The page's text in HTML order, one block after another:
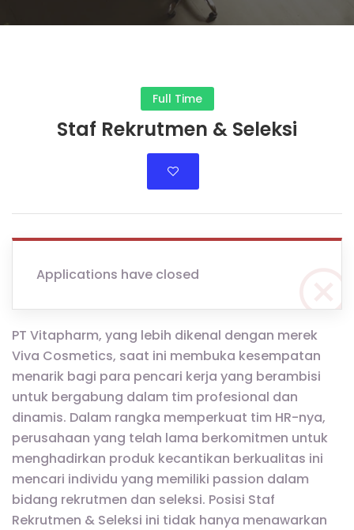
Full Time
Staf Rekrutmen & Seleksi
Applications have closed
PT Vitapharm, yang lebih dikenal dengan merek
Viva Cosmetics, saat ini membuka kesempatan
menarik bagi para pencari kerja yang berambisi
untuk bergabung dalam tim profesional dan
dinamis. Dalam rangka memperkuat tim HR-nya,
perusahaan yang telah lama berkomitmen untuk
menghadirkan produk kecantikan berkualitas ini
mencari individu yang memiliki passion dalam
bidang rekrutmen dan seleksi. Posisi Staf
Rekrutmen & Seleksi ini tidak hanya menawarkan